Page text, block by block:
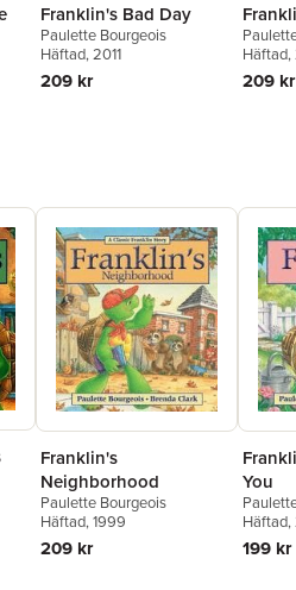
Franklin's Bad Day
Paulette Bourgeois
Häftad, 2011
209 kr
Häftad,
209 kr
Franklin's
Neighborhood
Paulette Bourgeois
Häftad, 1999
209 kr
You
Häftad,
199 kr